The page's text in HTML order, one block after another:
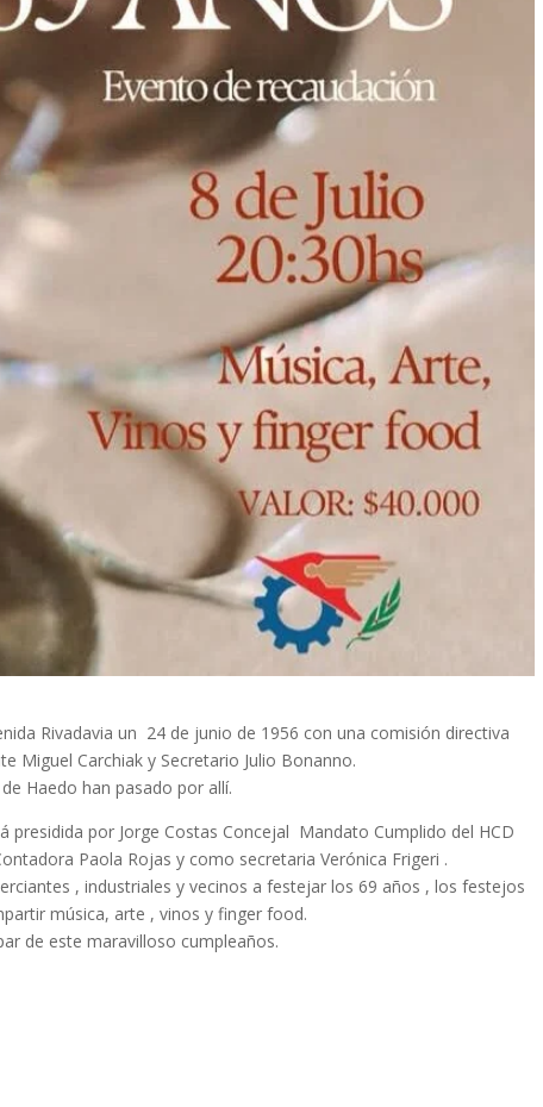
Rivadavia un 24 de junio de 1956 con una comisión directiva
Miguel Carchiak y Secretario Julio Bonanno.
Haedo han pasado por allí.
presidida por Jorge Costas Concejal Mandato Cumplido del HCD
Paola Rojas y como secretaria Verónica Frigeri .
, industriales y vecinos a festejar los 69 años , los festejos
música, arte , vinos y finger food.
de este maravilloso cumpleaños.